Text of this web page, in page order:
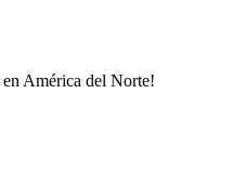
en América del Norte!